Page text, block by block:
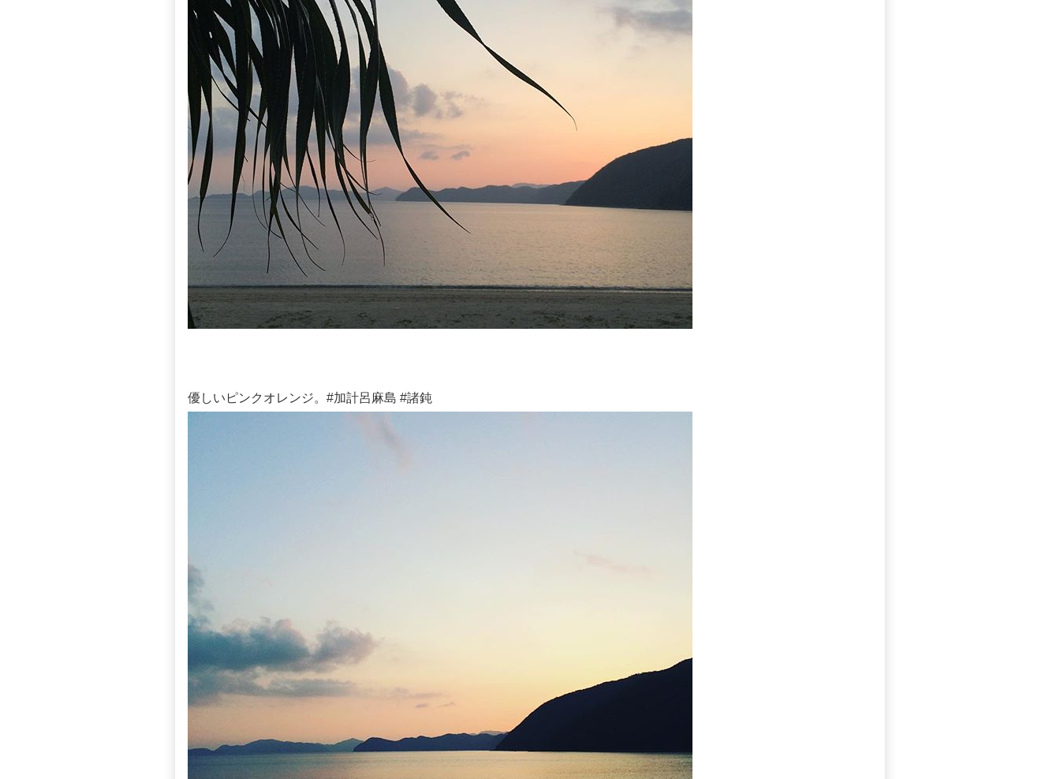
優しいピンクオレンジ。#加計呂麻島 #諸鈍